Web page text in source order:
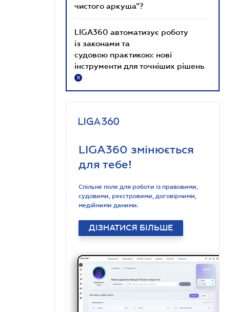
чистого аркуша"?
LIGA360 автоматизує роботу
із законами та
судовою практикою: нові
інструменти для точніших рішень
R
LIGA360 змінюється
для тебе!
Спільне поле для роботи із правовими,
судовими, реєстровими, договірними,
медійними даними.
ДІЗНАТИСЯ БІЛЬШЕ